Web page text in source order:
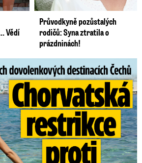
Vědí
Průvodkyně pozůstalých
rodičů: Syna ztratila o
prázdninách!
rájích: Restrikce proti naháčům!